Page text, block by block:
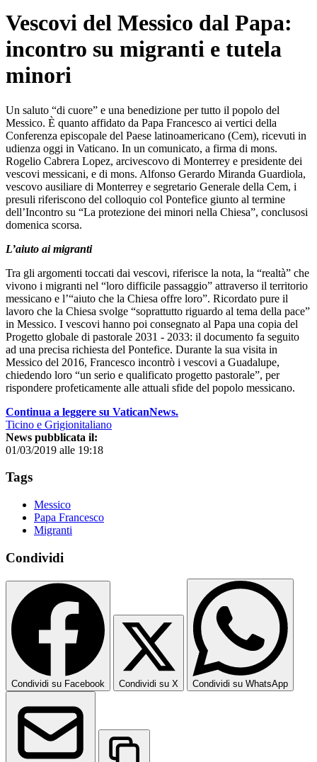
Vescovi del Messico dal Papa:
incontro su migranti e tutela
minori
Un saluto “di cuore” e una benedizione per tutto il popolo del
Messico. È quanto affidato da Papa Francesco ai vertici della
Conferenza episcopale del Paese latinoamericano (Cem), ricevuti in
udienza oggi in Vaticano. In un comunicato, a firma di mons.
Rogelio Cabrera Lopez, arcivescovo di Monterrey e presidente dei
vescovi messicani, e di mons. Alfonso Gerardo Miranda Guardiola,
vescovo ausiliare di Monterrey e segretario Generale della Cem, i
presuli riferiscono del colloquio col Pontefice giunto al termine
dell’Incontro su “La protezione dei minori nella Chiesa”, conclusosi
domenica scorsa.
L’aiuto ai migranti
Tra gli argomenti toccati dai vescovi, riferisce la nota, la “realtà” che
vivono i migranti nel “loro difficile passaggio” attraverso il territorio
messicano e l’“aiuto che la Chiesa offre loro”. Ricordato pure il
lavoro che la Chiesa svolge “soprattutto riguardo al tema della pace”
in Messico. I vescovi hanno poi consegnato al Papa una copia del
Progetto globale di pastorale 2031 - 2033: il documento fa seguito
ad una precisa richiesta del Pontefice. Durante la sua visita in
Messico del 2016, Francesco incontrò i vescovi a Guadalupe,
chiedendo loro “un serio e qualificato progetto pastorale”, per
rispondere profeticamente alle attuali sfide del popolo messicano.
Continua a leggere su VaticanNews.
Ticino e Grigionitaliano
News pubblicata il:
01/03/2019 alle 19:18
Tags
Messico
Papa Francesco
Migranti
Condividi
Condividi su Facebook Condividi su X Condividi su WhatsApp